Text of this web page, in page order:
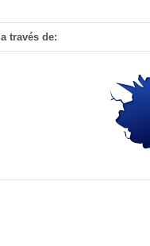
a través de: